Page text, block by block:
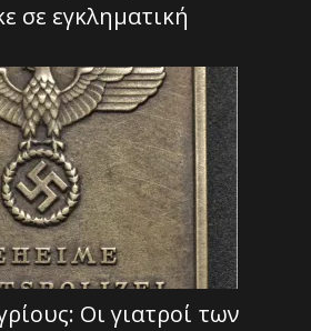
σε εγκληματική
Οι γιατροί των